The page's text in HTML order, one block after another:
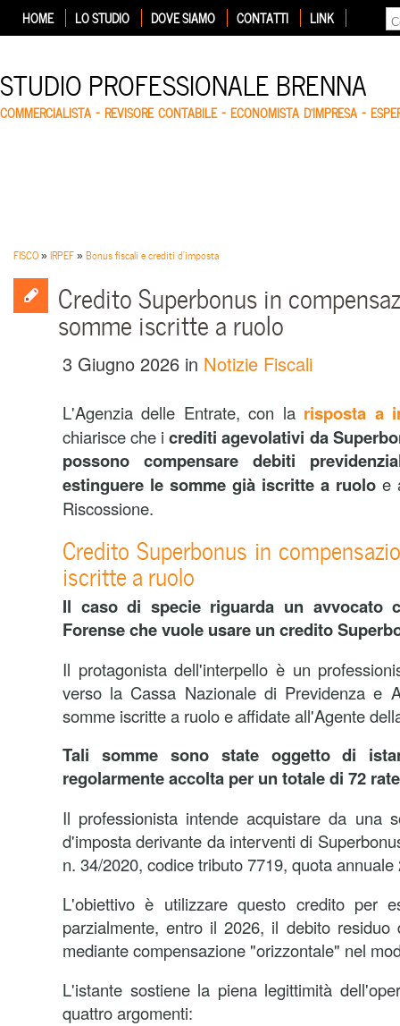
HOME LO STUDIO DOVE SIAMO CONTATTI LINK
STUDIO PROFESSIONALE BRENNA
COMMERCIALISTA – REVISORE CONTABILE – ECONOMISTA D'IMPRESA –
FISCO»IRPEF»Bonus fiscali e crediti d'imposta
Credito Superbonus in
somme iscritte a ruolo
3 Giugno 2026 in Notizie Fiscali
L'Agenzia delle Entrate, con la risposta a
chiarisce che icrediti agevolativi da
possono compensare debiti
estinguere le somme già iscritte a ruolo e
Riscossione.
Credito Superbonus in
iscritte a ruolo
Il caso di specie riguarda un avvocato
Forense che vuole usare un credito
Il protagonista dell'interpello è un
verso la Cassa Nazionale di Previdenza e
somme iscritte a ruolo e affidate all'Agente
Tali somme sono state oggetto di
regolarmente accolta per un totale di 72
Il professionista intende acquistare da una
d'imposta derivante da interventi di
n. 34/2020, codice tributo 7719, quota
L'obiettivo è utilizzare questo credito per
parzialmente, entro il 2026, il debito residuo
mediante compensazione "orizzontale" nel
L'istante sostiene la piena legittimità
quattro argomenti: